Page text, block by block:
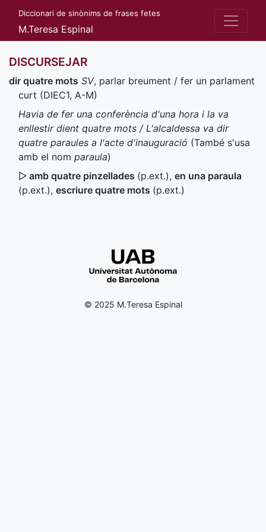
Diccionari de sinònims de frases fetes
M.Teresa Espinal
DISCURSEJAR
dir quatre mots SV, parlar breument / fer un parlament
curt (DIEC1, A-M)
Havia de fer una conferència d'una hora i la va
enllestir dient quatre mots / L'alcaldessa va dir
quatre paraules a l'acte d'inauguració (També s'usa
amb el nom paraula)
▷ amb quatre pinzellades (p.ext.), en una paraula
(p.ext.), escriure quatre mots (p.ext.)
© 2025 M.Teresa Espinal